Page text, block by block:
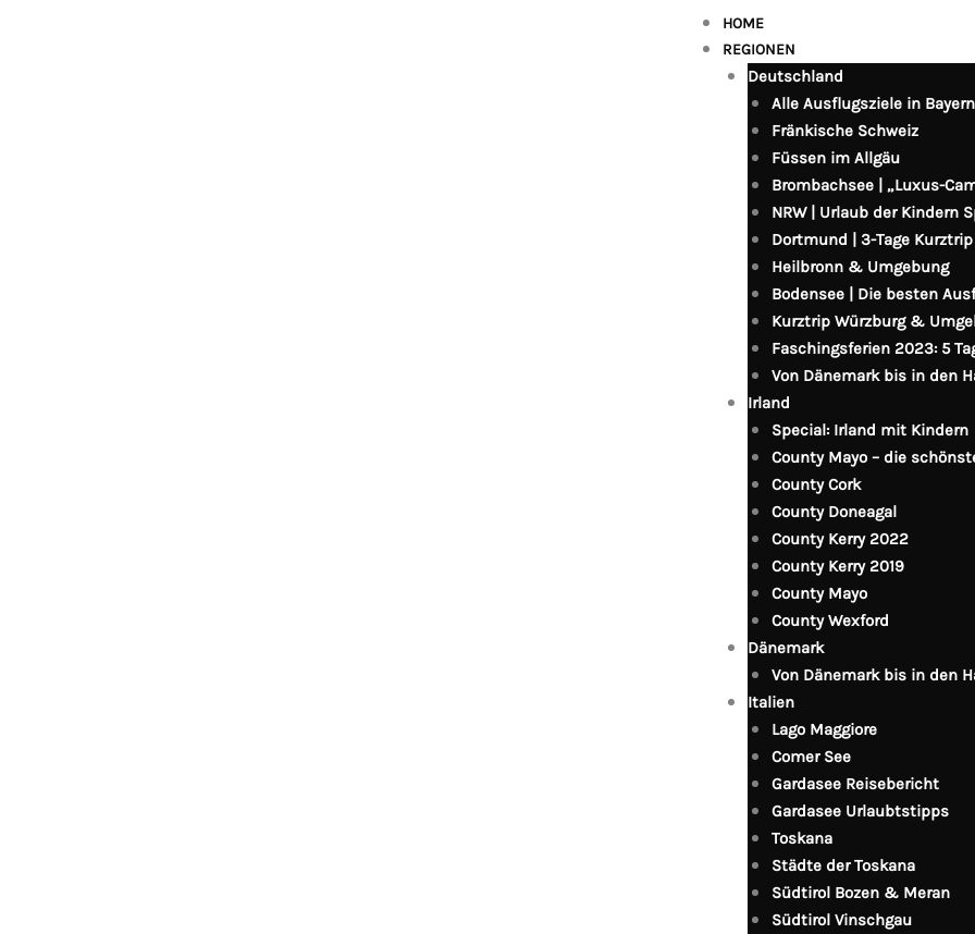
HOME
REGIONEN
Deutschland
Alle Ausflugsziele in Bayern
Fränkische Schweiz
Füssen im Allgäu
Brombachsee | „Luxus-
NRW | Urlaub der Kindern
Dortmund | 3-Tage Kurztrip
Heilbronn & Umgebung
Bodensee | Die besten
Kurztrip Würzburg &
Faschingsferien 2023: 5
Von Dänemark bis in den
Irland
Special: Irland mit Kindern
County Mayo – die
County Cork
County Doneagal
County Kerry 2022
County Kerry 2019
County Mayo
County Wexford
Dänemark
Von Dänemark bis in den
Italien
Lago Maggiore
Comer See
Gardasee Reisebericht
Gardasee Urlaubtstipps
Toskana
Städte der Toskana
Südtirol Bozen & Meran
Südtirol Vinschgau